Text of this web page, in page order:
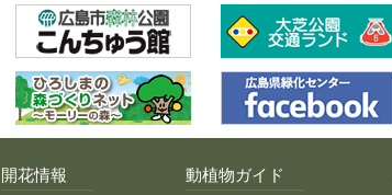
開花情報 動植物ガイド